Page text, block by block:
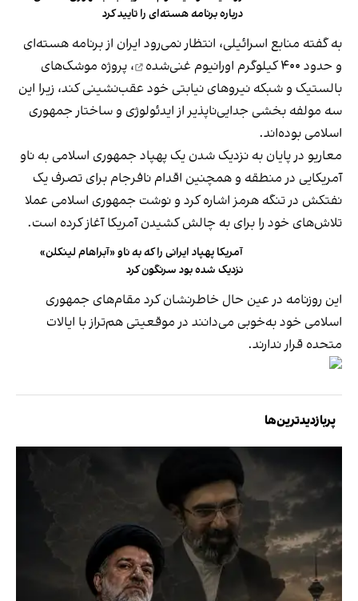
درباره برنامه هسته‌ای را تایید کرد
به‌ گفته منابع اسرائیلی، انتظار نمی‌رود ایران از برنامه هسته‌ای
و حدود ۴۰۰ کیلوگرم اورانیوم غنی‌شده
، پروژه موشک‌های
بالستیک و شبکه نیروهای نیابتی خود عقب‌نشینی کند، زیرا این
سه مولفه بخشی جدایی‌ناپذیر از ایدئولوژی و ساختار جمهوری
اسلامی بوده‌اند.
معاریو در پایان به نزدیک شدن یک پهپاد جمهوری اسلامی به ناو
آمریکایی در منطقه و همچنین اقدام نافرجام برای تصرف یک
نفتکش در تنگه هرمز اشاره کرد و نوشت جمهوری اسلامی عملا
تلاش‌های خود را برای به چالش کشیدن آمریکا آغاز کرده است.
آمریکا پهپاد ایرانی را که به ناو «آبراهام لینکلن»
نزدیک شده بود سرنگون کرد
این روزنامه در عین حال خاطرنشان کرد مقام‌های جمهوری
اسلامی خود به‌خوبی می‌دانند در موقعیتی هم‌تراز با ایالات
متحده قرار ندارند.
پربازدیدترین‌ها